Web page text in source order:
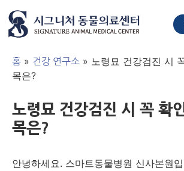
홈 » 건강 연구소 » 노령묘 건강검진 시
목은?
노령묘 건강검진 시 꼭 확
목은?
안녕하세요. 스마트동물병원 신사본원